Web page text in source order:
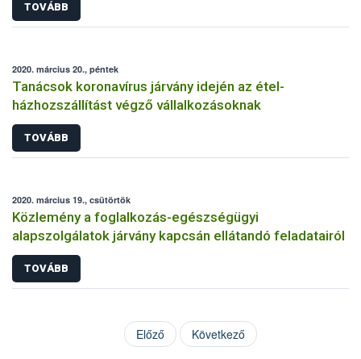
TOVÁBB
2020. március 20., péntek
Tanácsok koronavírus járvány idején az étel-
házhozszállítást végző vállalkozásoknak
TOVÁBB
2020. március 19., csütörtök
Közlemény a foglalkozás-egészségügyi
alapszolgálatok járvány kapcsán ellátandó feladatairól
TOVÁBB
Előző Következő